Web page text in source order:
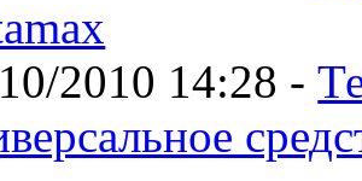
2010 14:28 -